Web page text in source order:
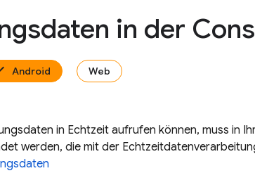
in der
Android Web
in Echtzeit aufrufen können, muss in
werden, die mit der